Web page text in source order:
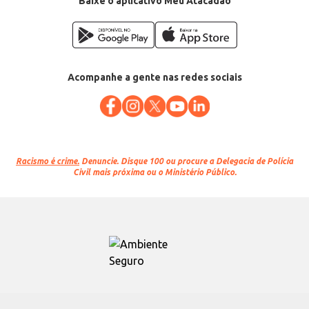
Acompanhe a gente nas redes sociais
Racismo é crime. Denuncie. Disque 100 ou procure a Delegacia de Polícia
Civil mais próxima ou o Ministério Público.